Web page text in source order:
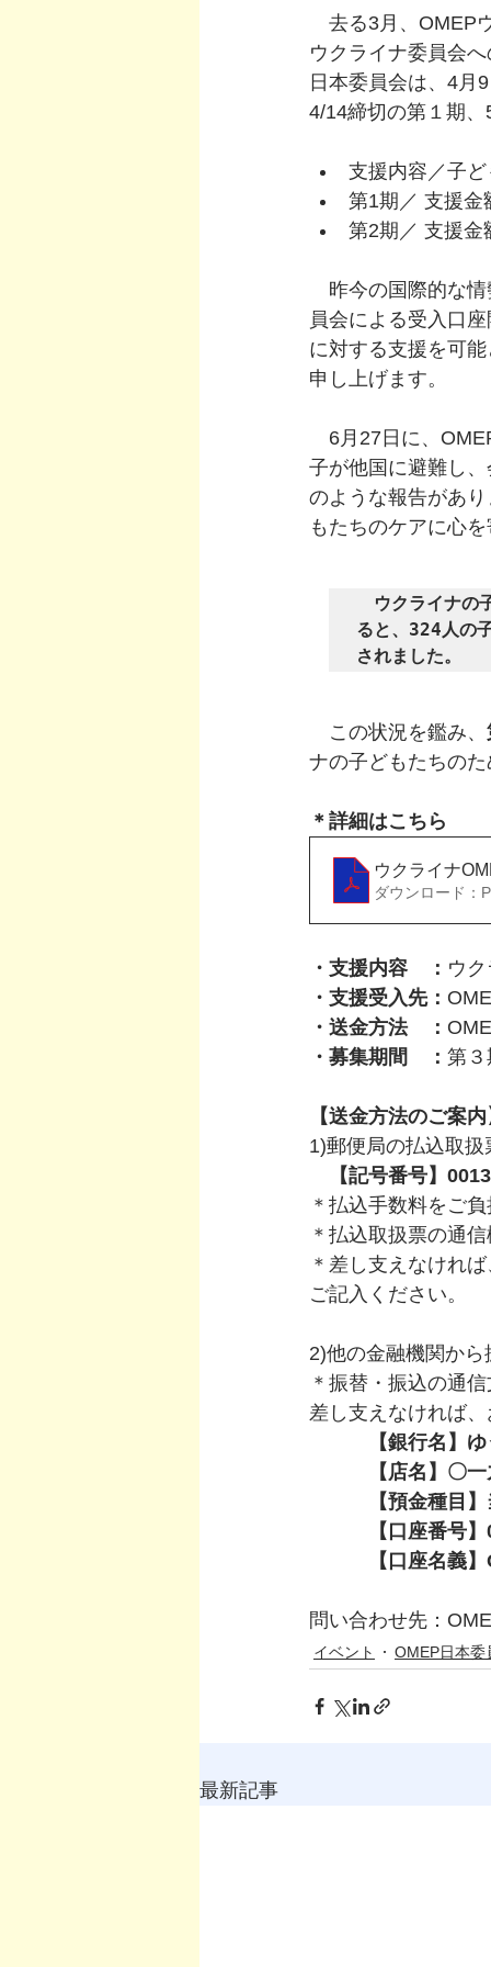
去る3月、OMEP
ウクライナ委員会
日本委員会は、4月
4/14締切の第１期
支援内容／子
第1期／ 支援金
第2期／ 支援金
昨今の国際的な情
員会による受入口
に対する支援を可
申し上げます。
6月27日に、
子が他国に避難し
のような報告があ
もたちのケアに心
ウクライナの
ると、324人の
されました。
この状況を鑑み、
ナの子どもたちの
＊詳細はこちら
ウクライナ
ダウンロード：
・支援内容　： ウ
・支援受入先：
・送金方法　：
・募集期間　： 第
【送金方法のご案
1)郵便局の払込取
【記号番号】
＊払込手数料をご
＊払込取扱票の通
＊差し支えなけれ
ご記入ください。
2)他の金融機関か
＊振替・振込の通
差し支えなければ
【銀行名】
【店名】〇一九
【預金種目
【口座番号】
【口座名義】
問い合わせ先：
イベント OMEP日本委
最新記事